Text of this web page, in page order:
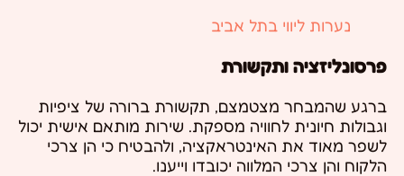
נערות ליווי בתל אביב
פרסונליזציה ותקשורת
ברגע שהמבחר מצטמצם, תקשורת ברורה של ציפיות
וגבולות חיונית לחוויה מספקת. שירות מותאם אישית יכול
לשפר מאוד את האינטראקציה, ולהבטיח כי הן צרכי
הלקוח והן צרכי המלווה יכובדו וייענו.